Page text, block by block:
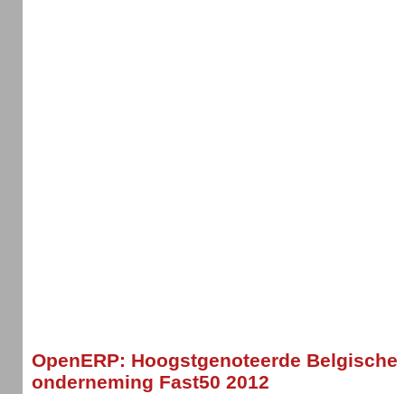
OpenERP: Hoogstgenoteerde Belgische
onderneming Fast50 2012